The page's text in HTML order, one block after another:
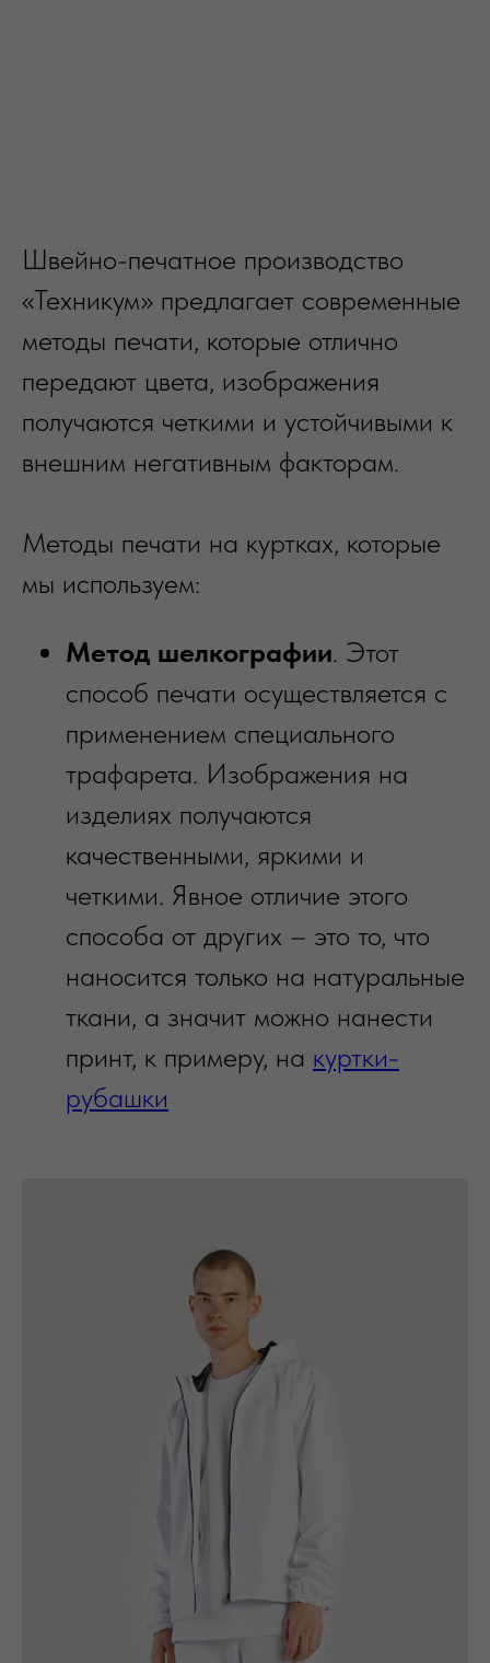
Швейно-печатное производство
«Техникум» предлагает современные
методы печати, которые отлично
передают цвета, изображения
получаются четкими и устойчивыми к
внешним негативным факторам.
Методы печати на куртках, которые
мы используем:
Метод шелкографии. Этот
способ печати осуществляется с
применением специального
трафарета. Изображения на
изделиях получаются
качественными, яркими и
четкими. Явное отличие этого
способа от других – это то, что
наносится только на натуральные
ткани, а значит можно нанести
принт, к примеру, на куртки-
рубашки